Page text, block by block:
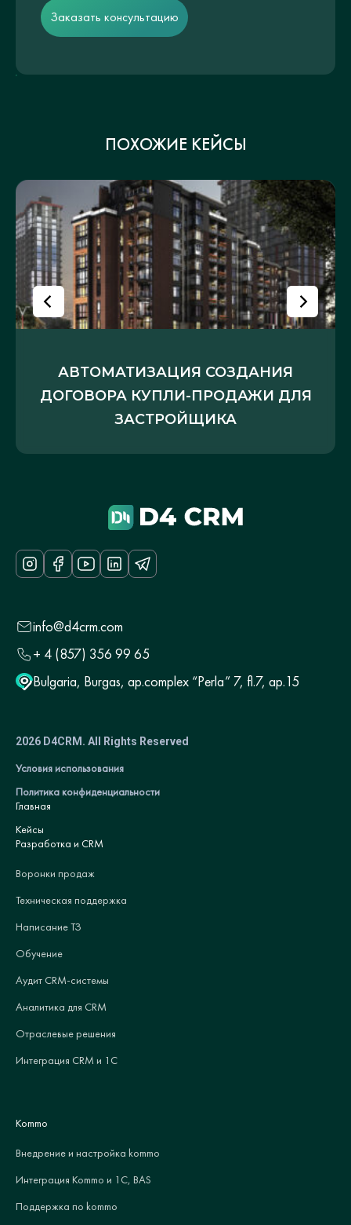
Заказать консультацию
ПОХОЖИЕ КЕЙСЫ
АВТОМАТИЗАЦИЯ СОЗДАНИЯ
ДОГОВОРА КУПЛИ-ПРОДАЖИ ДЛЯ
ЗАСТРОЙЩИКА
info@d4crm.com
+ 4 (857) 356 99 65
Bulgaria, Burgas, ap.complex “Perla” 7, fl.7, ap.15
2026 D4CRM. All Rights Reserved
Условия использования
Политика конфиденциальности
Главная
Кейсы
Разработка и CRM
Воронки продаж
Техническая поддержка
Написание ТЗ
Обучение
Аудит CRM-системы
Аналитика для CRM
Отраслевые решения
Интеграция CRM и 1С
Kommo
Внедрение и настройка kommo
Интеграция Kommo и 1С, BAS
Поддержка по kommo